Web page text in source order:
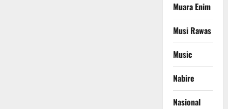
Muara Enim
Musi Rawas
Music
Nabire
Nasional